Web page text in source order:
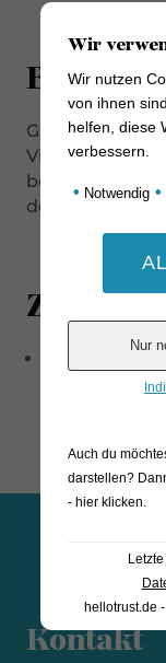
Gut verpackt
Vivace, die je
besteht. Der
der
Zutaten
geröstete
Kontakt
Wir
Wir nutzen
von ihnen
helfen, diese
verbessern.
• Notwendig •
Auch du
darstellen?
- hier klicken.
hellotrust.de